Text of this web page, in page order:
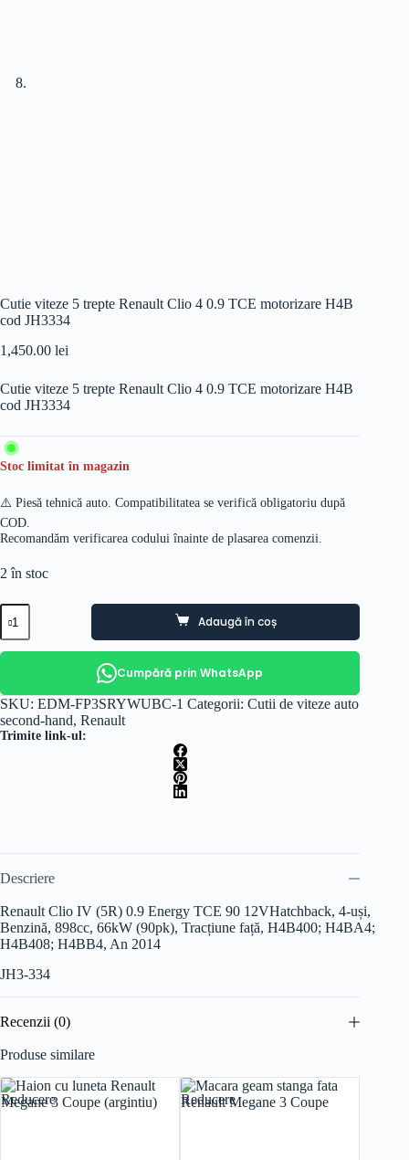
Cutie viteze 5 trepte Renault Clio 4 0.9 TCE motorizare H4B
cod JH3334
1,450.00 lei
Cutie viteze 5 trepte Renault Clio 4 0.9 TCE motorizare H4B
cod JH3334
Stoc limitat în magazin
⚠️ Piesă tehnică auto. Compatibilitatea se verifică obligatoriu după
COD.
Recomandăm verificarea codului înainte de plasarea comenzii.
2 în stoc
Cantitate
Cutie
viteze
5
Renault
Clio
4
0.9
Adaugă în coș
Cumpără prin WhatsApp
SKU: EDM-FP3SRYWUBC-1 Categorii: Cutii de viteze auto
second-hand, Renault
Trimite link-ul:
Descriere
Renault Clio IV (5R) 0.9 Energy TCE 90 12VHatchback, 4-uși,
Benzină, 898cc, 66kW (90pk), Tracțiune față, H4B400; H4BA4;
H4B408; H4BB4, An 2014
JH3-334
Recenzii (0)
Produse similare
Reducere Reducere